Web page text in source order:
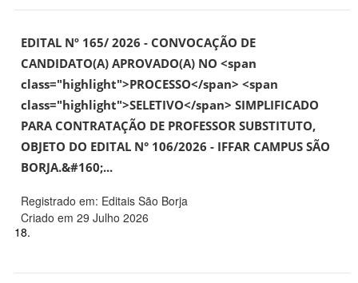
EDITAL Nº 165/ 2026 - CONVOCAÇÃO DE
CANDIDATO(A) APROVADO(A) NO <span
class="highlight">PROCESSO</span> <span
class="highlight">SELETIVO</span> SIMPLIFICADO
PARA CONTRATAÇÃO DE PROFESSOR SUBSTITUTO,
OBJETO DO EDITAL N° 106/2026 - IFFAR CAMPUS SÃO
BORJA.&#160;...
Registrado em: Editais São Borja
Criado em 29 Julho 2026
18.